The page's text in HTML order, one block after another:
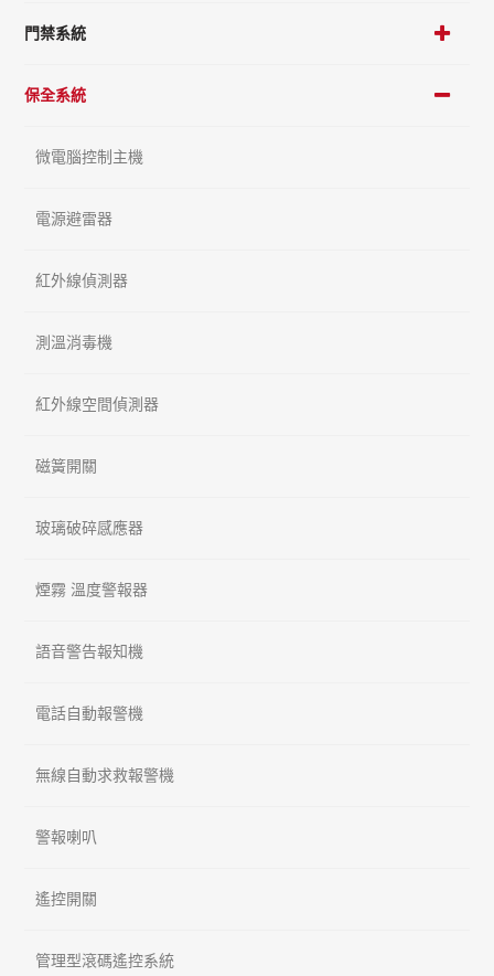
門禁系統
保全系統
微電腦控制主機
電源避雷器
紅外線偵測器
測溫消毒機
紅外線空間偵測器
磁簧開關
玻璃破碎感應器
煙霧 溫度警報器
語音警告報知機
電話自動報警機
無線自動求救報警機
警報喇叭
遙控開關
管理型滾碼遙控系統